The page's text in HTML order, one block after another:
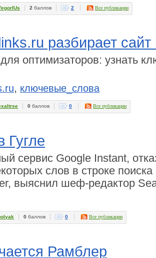
2 баллов 2 Все публикации
разбирает
оптимизаторов: узнать
, ключевые_слова
0 баллов 0 Все публикации
Гугле
сервис Google Instant,
слов в строке
выяснил шеф-редактор
0 баллов 0 Все публикации
Рамблер